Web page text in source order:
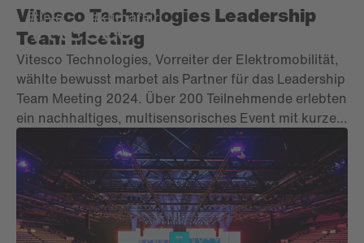
Konzeptentwicklung, dem Mediendesign, der Regie
und der klimafreundlichen Umsetzung der
Veranstaltung war marbet federführend als Agentur
dabei.
#live #klimafair
Vitesco Technologies Leadership
Team Meeting
Vitesco Technologies, Vorreiter der Elektromobilität,
wählte bewusst marbet als Partner für das Leadership
Team Meeting 2024. Über 200 Teilnehmende erlebten
ein nachhaltiges, multisensorisches Event mit kurzen
Wegen, energieeffizienter Technik und ohne
Sonderbauten unter dem Motto "We are electrified".